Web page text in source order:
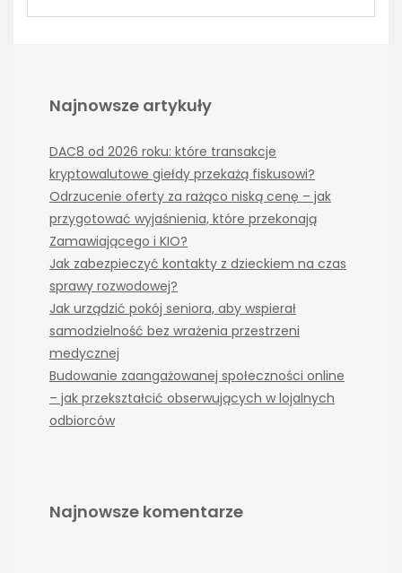
Najnowsze artykuły
DAC8 od 2026 roku: które transakcje
kryptowalutowe giełdy przekażą fiskusowi?
Odrzucenie oferty za rażąco niską cenę – jak
przygotować wyjaśnienia, które przekonają
Zamawiającego i KIO?
Jak zabezpieczyć kontakty z dzieckiem na czas
sprawy rozwodowej?
Jak urządzić pokój seniora, aby wspierał
samodzielność bez wrażenia przestrzeni
medycznej
Budowanie zaangażowanej społeczności online
– jak przekształcić obserwujących w lojalnych
odbiorców
Najnowsze komentarze